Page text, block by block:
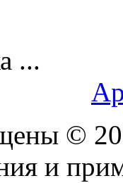
...
©
и